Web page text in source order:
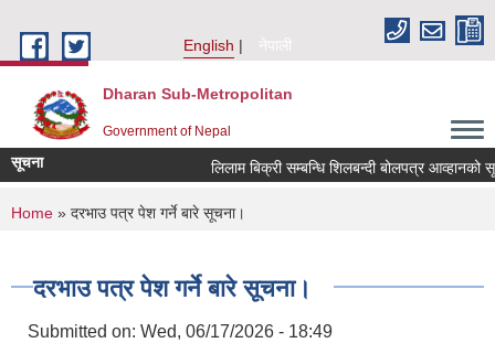
English
नेपाली
Dharan Sub-Metropolitan
Government of Nepal
सूचना लिलाम बिक्री सम्बन्धि शिलबन्दी बोलपत्र
You are here
Home » दरभाउ पत्र पेश गर्ने बारे सूचना।
दरभाउ पत्र पेश गर्ने बारे सूचना।
Submitted on: Wed, 06/17/2026 - 18:49